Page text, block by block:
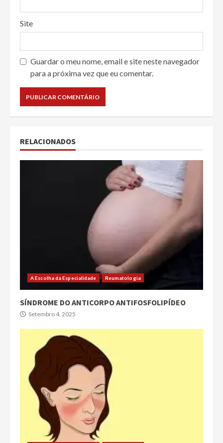
Site
Guardar o meu nome, email e site neste navegador
para a próxima vez que eu comentar.
RELACIONADOS
A Escolha da Especialidade Reumatologia
SÍNDROME DO ANTICORPO ANTIFOSFOLIPÍDEO
Setembro 4, 2025